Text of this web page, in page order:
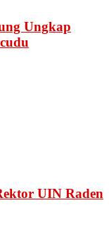
Ungkap
UIN Raden